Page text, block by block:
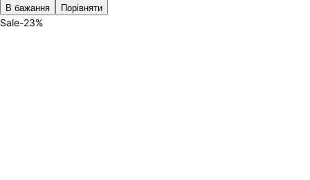
В бажання Порівняти
Sale-23%